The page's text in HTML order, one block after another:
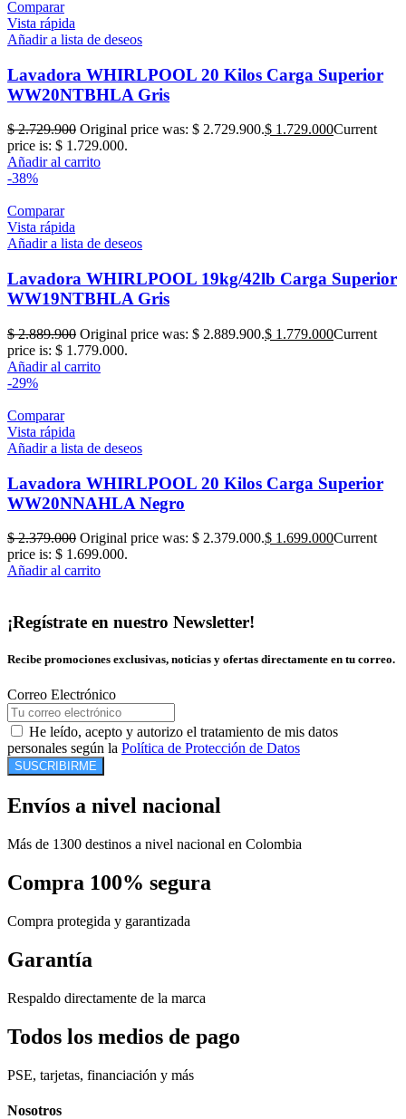
Comparar
Vista rápida
Añadir a lista de deseos
Lavadora WHIRLPOOL 20 Kilos Carga Superior
WW20NTBHLA Gris
$2.729.900 Original price was: $ 2.729.900.$ 1.729.000Current
price is: $ 1.729.000.
Añadir al carrito
-38%
Comparar
Vista rápida
Añadir a lista de deseos
Lavadora WHIRLPOOL 19kg/42lb Carga Superior
WW19NTBHLA Gris
$2.889.900 Original price was: $ 2.889.900.$ 1.779.000Current
price is: $ 1.779.000.
Añadir al carrito
-29%
Comparar
Vista rápida
Añadir a lista de deseos
Lavadora WHIRLPOOL 20 Kilos Carga Superior
WW20NNAHLA Negro
$2.379.000 Original price was: $ 2.379.000.$ 1.699.000Current
price is: $ 1.699.000.
Añadir al carrito
¡Regístrate en nuestro Newsletter!
Recibe promociones exclusivas, noticias y ofertas directamente en tu correo.
Correo Electrónico
He leído, acepto y autorizo el tratamiento de mis datos
personales según la Política de Protección de Datos
SUSCRIBIRME
Envíos a nivel nacional
Más de 1300 destinos a nivel nacional en Colombia
Compra 100% segura
Compra protegida y garantizada
Garantía
Respaldo directamente de la marca
Todos los medios de pago
PSE, tarjetas, financiación y más
Nosotros